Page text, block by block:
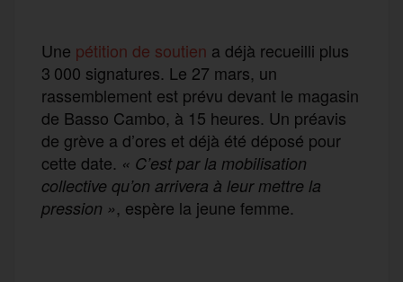
Une pétition de soutien a déjà recueilli plus
3 000 signatures. Le 27 mars, un
rassemblement est prévu devant le magasin
de Basso Cambo, à 15 heures. Un préavis
de grève a d’ores et déjà été déposé pour
cette date. « C’est par la mobilisation
collective qu’on arrivera à leur mettre la
pression », espère la jeune femme.